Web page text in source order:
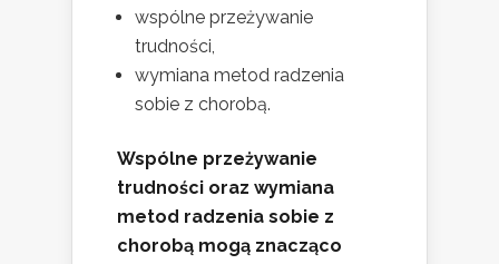
wspólne przeżywanie
trudności,
wymiana metod radzenia
sobie z chorobą.
Wspólne przeżywanie
trudności oraz wymiana
metod radzenia sobie z
chorobą mogą znacząco